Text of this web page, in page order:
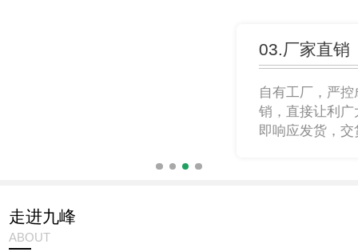
自有工厂，严控成本，压缩资源浪费；厂价直
销，直接让利广大客户；存货充足、客户下单
走进九峰
ABOUT